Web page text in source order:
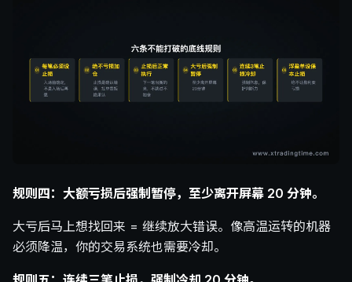
规则四：大额亏损后强制暂停，至少离开屏幕 20 分钟。
大亏后马上想找回来 = 继续放大错误。像高温运转的机器
必须降温，你的交易系统也需要冷却。